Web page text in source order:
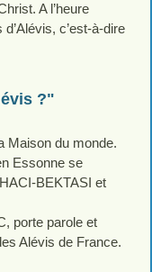
A l’heure
c’est-à-dire
?"
Maison du monde.
Essonne se
BEKTASI et
porte parole et
Alévis de France.